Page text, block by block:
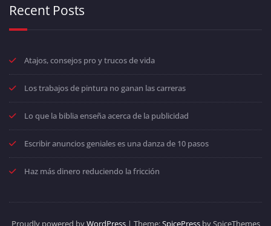
Recent Posts
Atajos, consejos pro y trucos de vida
Los trabajos de pintura no ganan las carreras
Lo que la biblia enseña acerca de la publicidad
Escribir anuncios geniales es una danza de 10 pasos
Haz más dinero reduciendo la fricción
Proudly powered byWordPress| Theme:SpicePressby SpiceThemes